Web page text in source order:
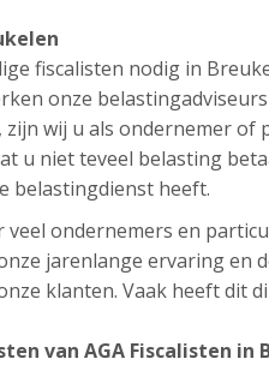
fiscalisten nodig in
onze
wij u als ondernemer of
u niet teveel belasting
belastingdienst heeft.
veel ondernemers en
jarenlange ervaring en
klanten. Vaak heeft dit
van AGA Fiscalisten in